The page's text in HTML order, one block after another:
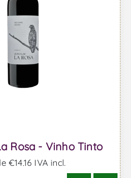
Rosa - Vinho Tinto
€14,16 IVA incl.